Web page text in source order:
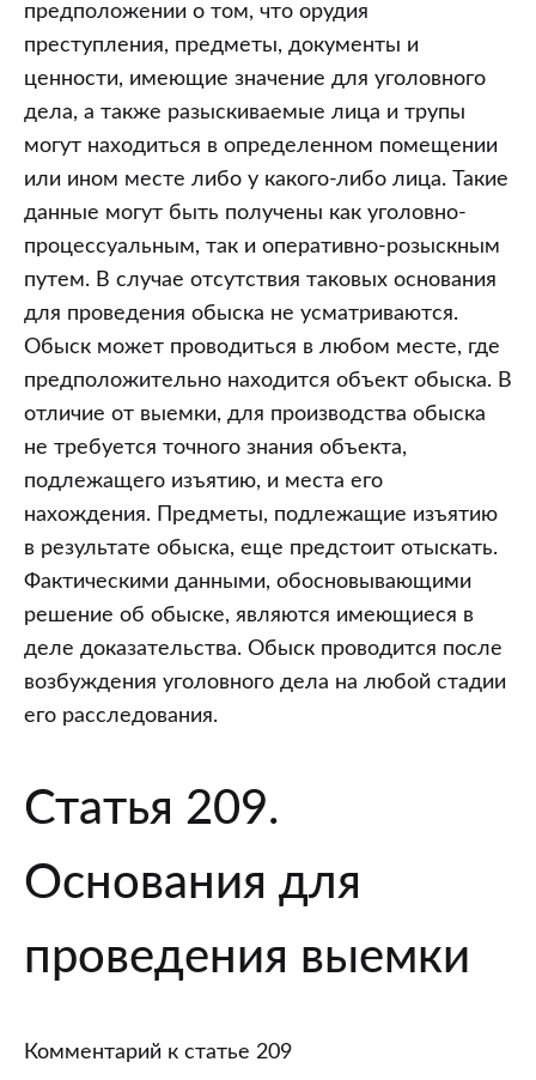
Раздел
VIII.
Предварительное
расследование.
Глава
24.
Обыск,
выемка,
наложение
ареста
на
почтово-
телеграфные
и
иные
отправления,
прослушивание
и
запись
переговоров
предположении о том, что орудия
преступления, предметы, документы и
ценности, имеющие значение для уголовного
дела, а также разыскиваемые лица и трупы
могут находиться в определенном помещении
или ином месте либо у какого-либо лица. Такие
данные могут быть получены как уголовно-
процессуальным, так и оперативно-розыскным
путем. В случае отсутствия таковых основания
для проведения обыска не усматриваются.
Обыск может проводиться в любом месте, где
предположительно находится объект обыска. В
отличие от выемки, для производства обыска
не требуется точного знания объекта,
подлежащего изъятию, и места его
нахождения. Предметы, подлежащие изъятию
в результате обыска, еще предстоит отыскать.
Фактическими данными, обосновывающими
решение об обыске, являются имеющиеся в
деле доказательства. Обыск проводится после
возбуждения уголовного дела на любой стадии
его расследования.
Статья 209.
Основания для
проведения выемки
Комментарий к статье 209